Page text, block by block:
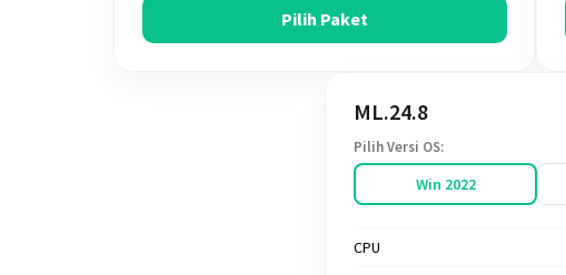
Pilih Paket
ML.24.8
Pilih Versi OS:
Win 2022
CPU